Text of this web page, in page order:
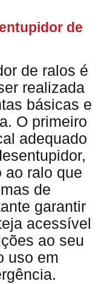
de
de ralos é
realizada
básicas e
O primeiro
adequado
ao ralo que
de
garantir
acessível
ao seu
uso em